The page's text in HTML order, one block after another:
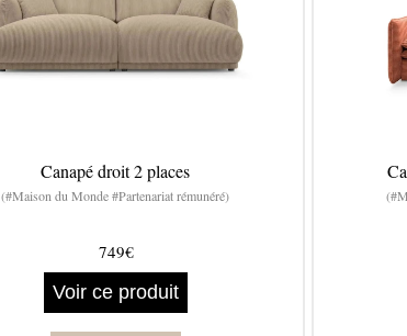
Canapé droit 2 places
(#Maison du Monde #Partenariat rémunéré)
749€
Voir ce produit